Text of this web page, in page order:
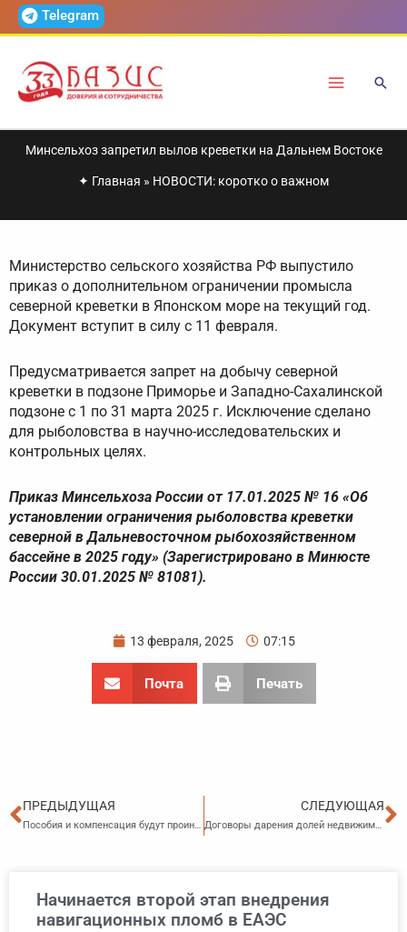
ПерейтиTelegram
Минсельхоз запретил вылов креветки на Дальнем Востоке
✦ Главная » НОВОСТИ: коротко о важном
Министерство сельского хозяйства РФ выпустило
приказ о дополнительном ограничении промысла
северной креветки в Японском море на текущий год.
Документ вступит в силу с 11 февраля.
Предусматривается запрет на добычу северной
креветки в подзоне Приморье и Западно-Сахалинской
подзоне с 1 по 31 марта 2025 г. Исключение сделано
для рыболовства в научно-исследовательских и
контрольных целях.
Приказ Минсельхоза России от 17.01.2025 № 16 «Об
установлении ограничения рыболовства креветки
северной в Дальневосточном рыбохозяйственном
бассейне в 2025 году» (Зарегистрировано в Минюсте
России 30.01.2025 № 81081).
13 февраля, 2025 07:15
Почта Печать
Пред
ПРЕДЫДУЩАЯ
Пособия и компенсация будут проиндексированы в 2025 году на 9,5%
СЛЕДУЮЩАЯ
Договоры дарения долей недвижимости хотят обязать заверять нотариально
Начинается второй этап внедрения
навигационных пломб в ЕАЭС